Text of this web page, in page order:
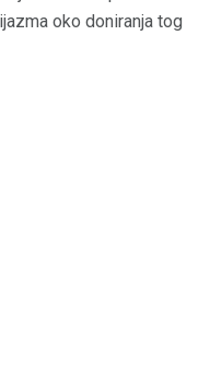
oko doniranja tog